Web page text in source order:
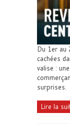
Du 1er au
cachées
valise :
surprises.
Lire la